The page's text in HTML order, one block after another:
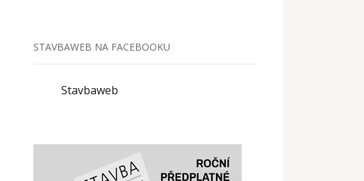
STAVBAWEB NA FACEBOOKU
Stavbaweb